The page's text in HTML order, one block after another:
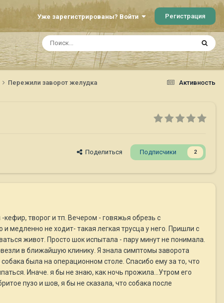
Уже зарегистрированы? Войти Регистрация
Активность
Пережили заворот желудка
Поделиться Подписчики 2
кефир, творог и тп. Вечером - говяжья обрезь с
медленно не ходит- такая легкая трусца у него. Пришли с
живот. Просто шок испытала - пару минут не понимала.
в ближайшую клинику. Я знала симптомы заворота
была на операционном столе. Спасибо ему за то, что
Иначе. я бы не знаю, как ночь прожила...Утром его
пузо и шов, я бы не сказала, что собака после